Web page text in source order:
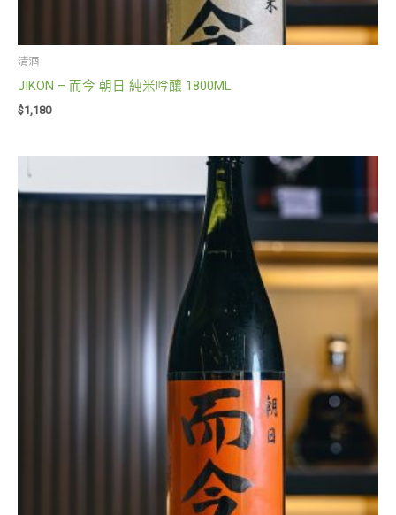
清酒
JIKON – 而今 朝日 純米吟釀 1800ML
$1,180